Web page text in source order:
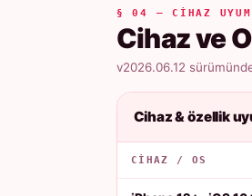
§ 04 — CIHAZ
Cihaz ve
v2026.06.12
Cihaz & özellik
CIHAZ / OS